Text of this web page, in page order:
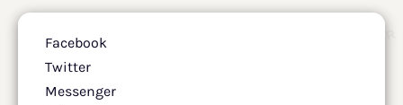
Facebook
Twitter
Messenger